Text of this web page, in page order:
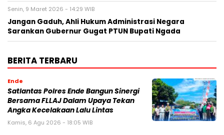
Senin, 9 Maret 2026 - 14:29 WIB
Jangan Gaduh, Ahli Hukum Administrasi Negara
Sarankan Gubernur Gugat PTUN Bupati Ngada
BERITA TERBARU
Ende
Satlantas Polres Ende Bangun Sinergi
Bersama FLLAJ Dalam Upaya Tekan
Angka Kecelakaan Lalu Lintas
Kamis, 6 Agu 2026 - 18:05 WIB